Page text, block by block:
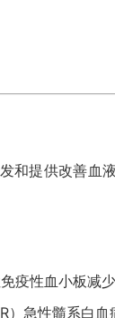
和提供改善血
疫性血小板减少
）急性髓系白